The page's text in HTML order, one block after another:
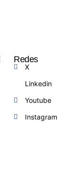
Redes
X
Linkedin
Youtube
Instagram